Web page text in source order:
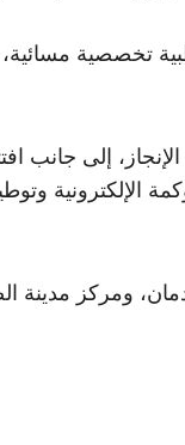
أنظمة الحوكمة
ومركز مدينة